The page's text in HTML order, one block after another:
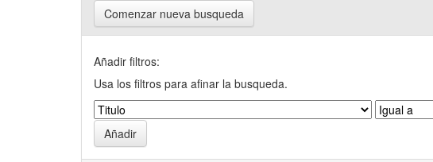
Comenzar nueva busqueda
Añadir filtros:
Usa los filtros para afinar la busqueda.